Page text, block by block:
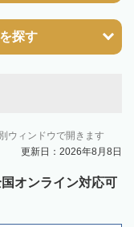
探す
ウィンドウで開きます
更新日：2026年8月8日
オンライン対応可